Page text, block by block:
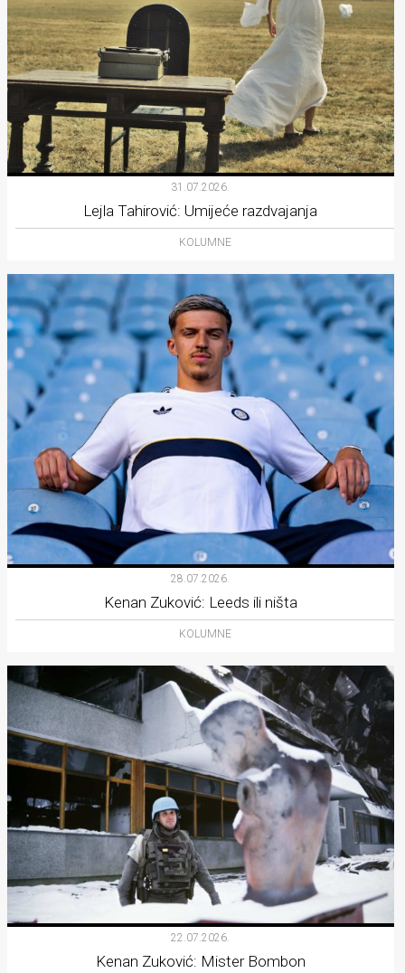
31.07.2026.
Lejla Tahirović: Umijeće razdvajanja
KOLUMNE
28.07.2026.
Kenan Zuković: Leeds ili ništa
KOLUMNE
22.07.2026.
Kenan Zuković: Mister Bombon